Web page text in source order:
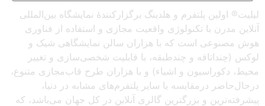
لیلیت® اولین پلتفرم و هلدینگ برگزارکنندهٔ نمایشگاه بین‌المللی
آنلاین مدرن با تکنولوژی واقعیت مجازی و استفاده از فناوری
هوش مصنوعی است که با هزاران سالن نمایشگاهی شیک و
لوکس (چنداتاقه و چندطبقه، با قابلیت شخصی‌سازی و تغییر
محیط، دکوراسیون و اشیاء) و با هزاران طرح قاب‌مجازی متنوع،
درحال‌حاضر درمقایسه با سایر پلتفرم‌های مشابه در دنیا،
پیشرفته‌ترین و بزرگترین گالری آنلاین در کل جهان می‌باشد، که